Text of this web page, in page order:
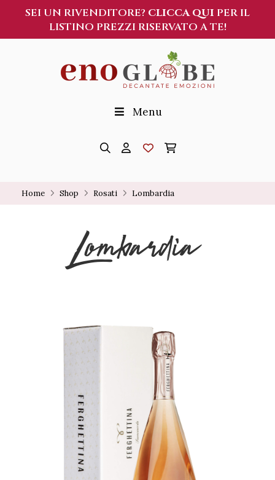
SEI UN RIVENDITORE? CLICCA QUI PER IL
LISTINO PREZZI RISERVATO A TE!
Menu
Home Shop Rosati Lombardia
Lombardia
+ AGGIUNGI AL
CARRELLO